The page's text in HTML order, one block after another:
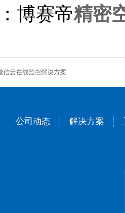
博赛帝精密
信云在线监控解决方案
公司动态 解决方案